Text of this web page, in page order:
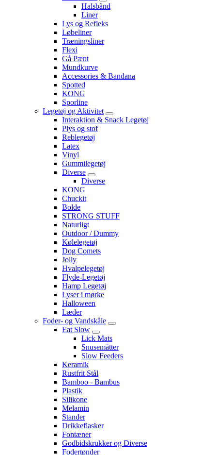
Halsbånd
Liner
Lys og Refleks
Løbeliner
Træningsliner
Flexi
Gå Pænt
Mundkurve
Accessories & Bandana
Spotted
KONG
Sporline
Legetøj og Aktivitet
Interaktion & Snack Legetøj
Plys og stof
Reblegetøj
Latex
Vinyl
Gummilegetøj
Diverse
Diverse
KONG
Chuckit
Bolde
STRONG STUFF
Naturligt
Outdoor / Dummy
Kølelegetøj
Dog Comets
Jolly
Hvalpelegetøj
Flyde-Legetøj
Hamp Legetøj
Lyser i mørke
Halloween
Læder
Foder- og Vandskåle
Eat Slow
Lick Mats
Snusemåtter
Slow Feeders
Keramik
Rustfrit Stål
Bamboo - Bambus
Plastik
Silikone
Melamin
Stander
Drikkeflasker
Fontæner
Godbidskrukker og Diverse
Fodertønder